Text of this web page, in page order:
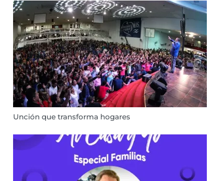
Unción que transforma hogares